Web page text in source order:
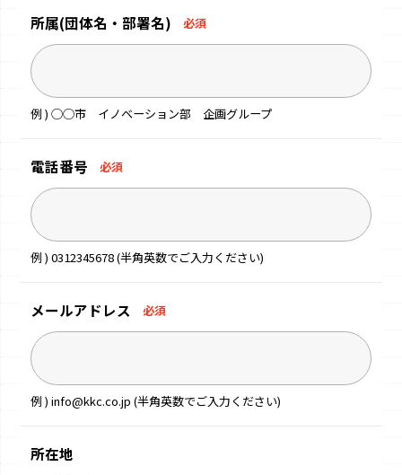
所属(団体名・部署名) 必須
例 ) ◯◯市 イノベーション部 企画グループ
電話番号 必須
例 ) 0312345678 (半角英数でご入力ください)
メールアドレス 必須
例 ) info@kkc.co.jp (半角英数でご入力ください)
所在地